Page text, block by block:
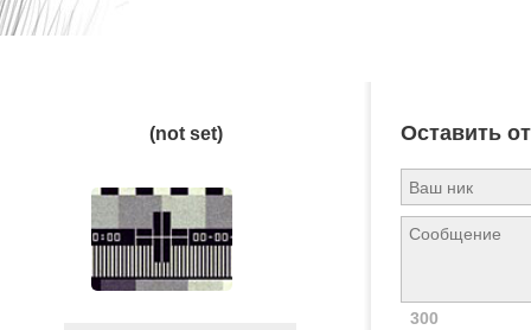
(not set) Оставить
300